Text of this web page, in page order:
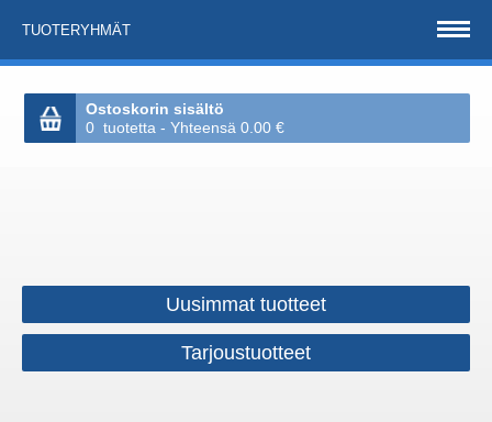
TUOTERYHMÄT
Ostoskorin sisältö
0 tuotetta - Yhteensä 0.00 €
Uusimmat tuotteet
Tarjoustuotteet